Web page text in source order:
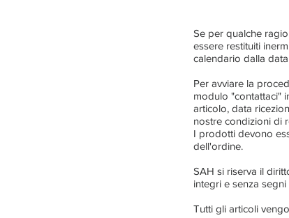
Se per qualche
essere restituiti
calendario dalla
Per avviare la
modulo "contattaci"
articolo, data
nostre condizioni di
I prodotti devono
dell'ordine.
SAH si riserva il
integri e senza
Tutti gli articoli